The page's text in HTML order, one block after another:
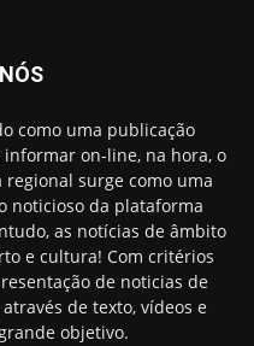
como uma publicação
on-line, na hora, o
surge como uma
noticioso da plataforma
as notícias de âmbito
e cultura! Com critérios
de noticias de
de texto, vídeos e
objetivo.